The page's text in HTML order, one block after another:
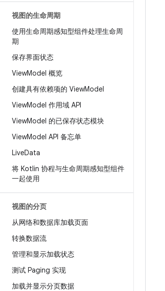
视图的生命周期
使用生命周期感知型组件处理生命周
期
保存界面状态
ViewModel 概览
创建具有依赖项的 ViewModel
ViewModel 作用域 API
ViewModel 的已保存状态模块
ViewModel API 备忘单
LiveData
将 Kotlin 协程与生命周期感知型组件
一起使用
视图的分页
从网络和数据库加载页面
转换数据流
管理和显示加载状态
测试 Paging 实现
加载并显示分页数据